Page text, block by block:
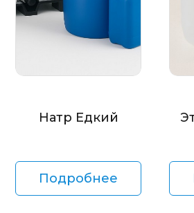
Натр Едкий
Подробнее